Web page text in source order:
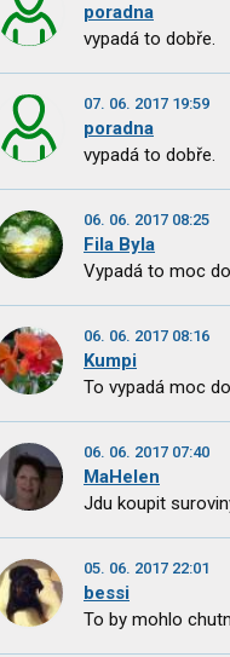
poradna
vypadá to dobře.
07. 06. 2017 19:59
poradna
vypadá to dobře.
06. 06. 2017 08:25
Fila Byla
Vypadá to moc
06. 06. 2017 08:16
Kumpi
To vypadá moc
06. 06. 2017 07:40
MaHelen
Jdu koupit
05. 06. 2017 22:01
bessi
To by mohlo